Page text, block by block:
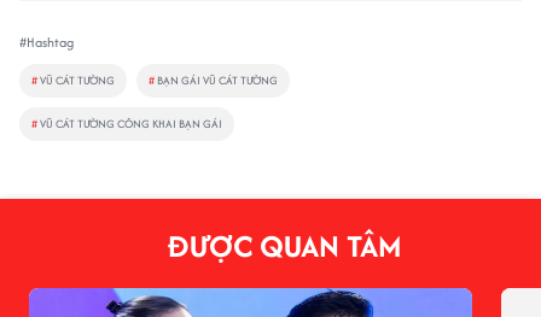
#Hashtag
#VŨ CÁT TƯỜNG # BẠN GÁI VŨ CÁT TƯỜNG
#VŨ CÁT TƯỜNG CÔNG KHAI BẠN GÁI
ĐƯỢC QUAN TÂM